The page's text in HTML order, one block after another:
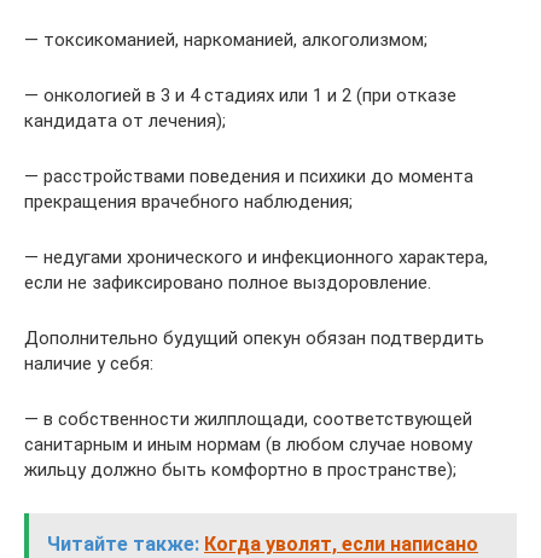
— токсикоманией, наркоманией, алкоголизмом;
— онкологией в 3 и 4 стадиях или 1 и 2 (при отказе
кандидата от лечения);
— расстройствами поведения и психики до момента
прекращения врачебного наблюдения;
— недугами хронического и инфекционного характера,
если не зафиксировано полное выздоровление.
Дополнительно будущий опекун обязан подтвердить
наличие у себя:
— в собственности жилплощади, соответствующей
санитарным и иным нормам (в любом случае новому
жильцу должно быть комфортно в пространстве);
Читайте также: Когда уволят, если написано